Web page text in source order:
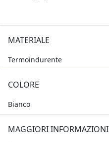
MATERIALE
Termoindurente
COLORE
Bianco
MAGGIORI INFORMAZIONI